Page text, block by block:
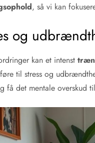
, så vi kan
og
kan et intenst
føre til stress og
få det mentale overskud